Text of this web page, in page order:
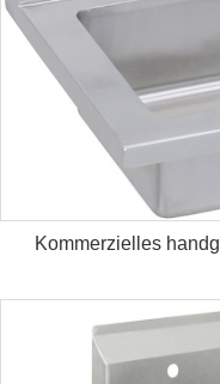
Kommerzielles